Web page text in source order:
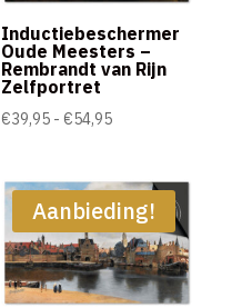
Inductiebeschermer
Oude Meesters –
Rembrandt van Rijn
Zelfportret
€39,95 - €54,95Prijsklasse:
€54,95
Aanbieding!